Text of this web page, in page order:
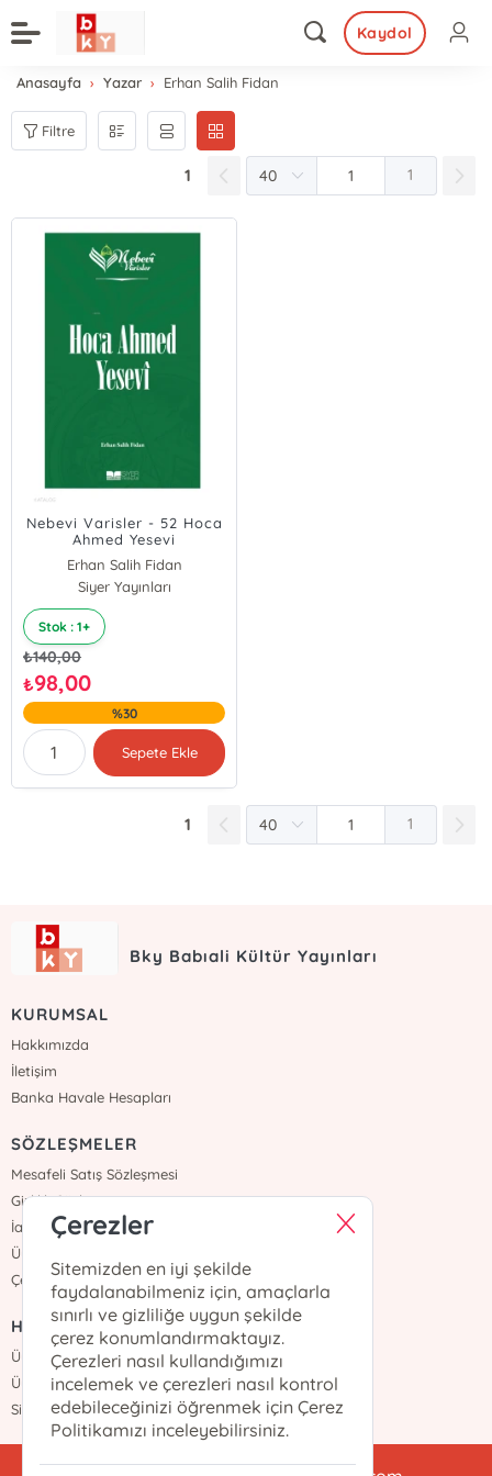
Kaydol
Anasayfa Yazar Erhan Salih Fidan
Filtre
1 1
Nebevi Varisler - 52 Hoca
Ahmed Yesevi
Erhan Salih Fidan
Siyer Yayınları
Stok : 1+
₺140,00
₺98,00
%30
Sepete Ekle
1 1
Bky Babıali Kültür Yayınları
KURUMSAL
Hakkımızda
İletişim
Banka Havale Hesapları
SÖZLEŞMELER
Mesafeli Satış Sözleşmesi
Gizlilik Sözleşmesi
İade ve Teslimat
Üyelik Sözleşmesi
Çerez Politikası
HIZLI ERİŞİM
Üye Ol
Üye Girişi
Sipariş Takip
Çerezler
Sitemizden en iyi şekilde
faydalanabilmeniz için, amaçlarla
sınırlı ve gizliliğe uygun şekilde
çerez konumlandırmaktayız.
Çerezleri nasıl kullandığımızı
incelemek ve çerezleri nasıl kontrol
edebileceğinizi öğrenmek için Çerez
Politikamızı inceleyebilirsiniz.